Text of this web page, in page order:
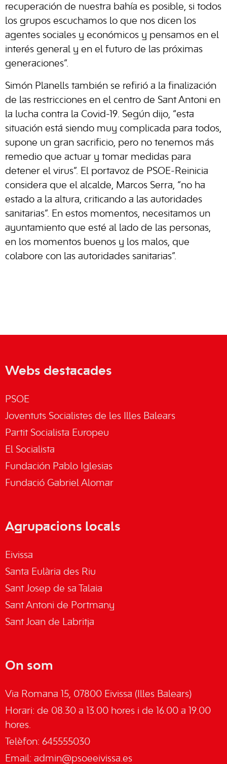
recuperación de nuestra bahía es posible, si todos
los grupos escuchamos lo que nos dicen los
agentes sociales y económicos y pensamos en el
interés general y en el futuro de las próximas
generaciones”.
Simón Planells también se refirió a la finalización
de las restricciones en el centro de Sant Antoni en
la lucha contra la Covid-19. Según dijo, “esta
situación está siendo muy complicada para todos,
supone un gran sacrificio, pero no tenemos más
remedio que actuar y tomar medidas para
detener el virus”. El portavoz de PSOE-Reinicia
considera que el alcalde, Marcos Serra, “no ha
estado a la altura, criticando a las autoridades
sanitarias”. En estos momentos, necesitamos un
ayuntamiento que esté al lado de las personas,
en los momentos buenos y los malos, que
colabore con las autoridades sanitarias”.
Webs destacades
PSOE
Joventuts Socialistes de les Illes Balears
Partit Socialista Europeu
El Socialista
Fundación Pablo Iglesias
Fundació Gabriel Alomar
Agrupacions locals
Eivissa
Santa Eulària des Riu
Sant Josep de sa Talaia
Sant Antoni de Portmany
Sant Joan de Labritja
On som
Via Romana 15, 07800 Eivissa (Illes Balears)
Horari: de 08.30 a 13.00 hores i de 16.00 a 19.00
hores.
Telèfon: 645555030
Email: admin@psoeeivissa.es